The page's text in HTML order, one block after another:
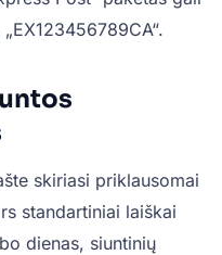
skiriasi priklausomai
standartiniai laiškai
dienas, siuntinių